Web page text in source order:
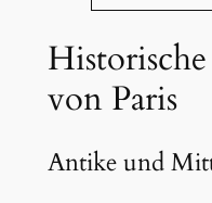
von Paris
Antike und